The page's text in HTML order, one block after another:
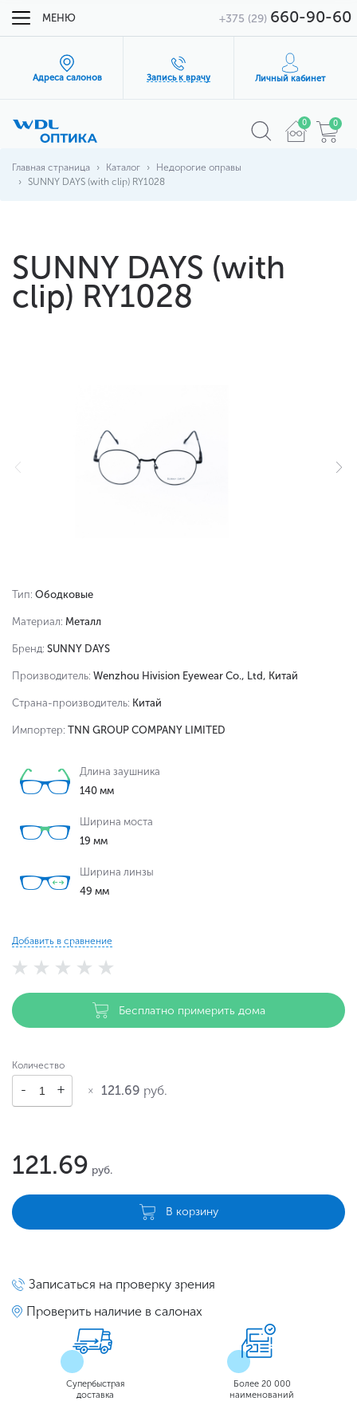
МЕНЮ +375 (29) 660-90-60
Адреса салонов Запись к врачу Личный кабинет
0 0
Главная страница Каталог
Недорогие оправы
SUNNY DAYS (with clip) RY1028
SUNNY DAYS (with
clip) RY1028
Тип: Ободковые
Материал: Металл
Бренд: SUNNY DAYS
Производитель: Wenzhou Hivision Eyewear Co., Ltd, Китай
Страна-производитель: Китай
Импортер: TNN GROUP COMPANY LIMITED
Длина заушника
140 мм
Ширина моста
19 мм
Ширина линзы
49 мм
Добавить в сравнение
Бесплатно примерить дома
Количество
121.69 руб.
121.69 руб.
В корзину
Записаться на проверку зрения
Проверить наличие в салонах
Супербыстрая
доставка
Более 20 000
наименований